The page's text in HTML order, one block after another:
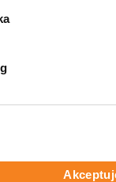
na
szybką
bez
to
utrzymanie
wizyt.